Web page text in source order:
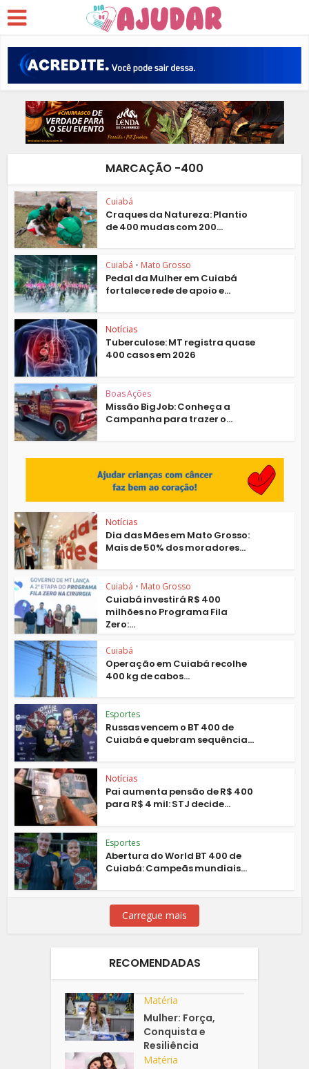
MARCAÇÃO -400
Cuiabá
Craques da Natureza: Plantio
de 400 mudas com 200...
Cuiabá • Mato Grosso
Pedal da Mulher em Cuiabá
fortalece rede de apoio e...
Notícias
Tuberculose: MT registra quase
400 casos em 2026
Boas Ações
Missão BigJob: Conheça a
Campanha para trazer o...
Notícias
Dia das Mães em Mato Grosso:
Mais de 50% dos moradores...
Cuiabá • Mato Grosso
Cuiabá investirá R$ 400
milhões no Programa Fila
Zero:...
Cuiabá
Operação em Cuiabá recolhe
400 kg de cabos...
Esportes
Russas vencem o BT 400 de
Cuiabá e quebram sequência...
Notícias
Pai aumenta pensão de R$ 400
para R$ 4 mil: STJ decide...
Esportes
Abertura do World BT 400 de
Cuiabá: Campeãs mundiais...
Carregue mais
RECOMENDADAS
Matéria
Mulher: Força,
Conquista e
Resiliência
Matéria